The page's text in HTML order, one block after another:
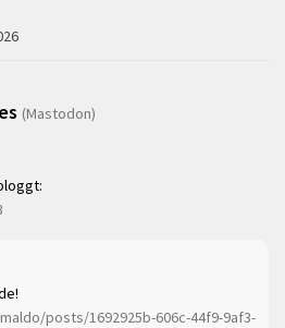
(Mastodon)
posts/1692925b-606c-44f9-9af3-